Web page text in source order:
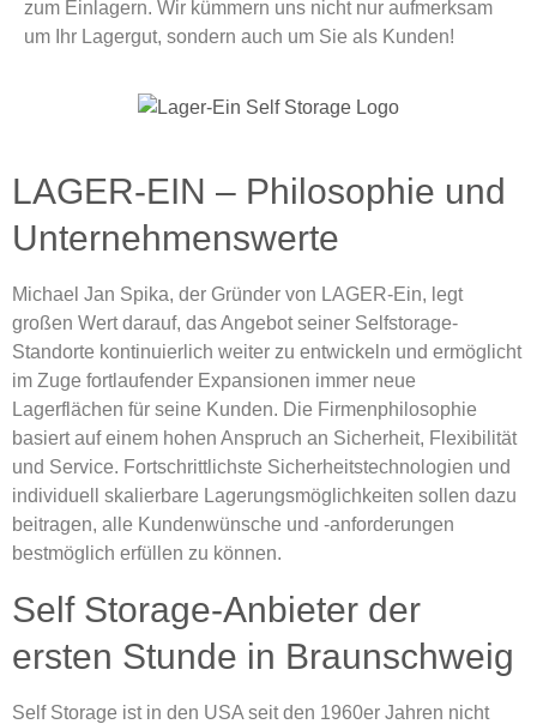
zum Einlagern. Wir kümmern uns nicht nur aufmerksam
um Ihr Lagergut, sondern auch um Sie als Kunden!
LAGER-EIN – Philosophie und
Unternehmenswerte
Michael Jan Spika, der Gründer von LAGER-Ein, legt
großen Wert darauf, das Angebot seiner Selfstorage-
Standorte kontinuierlich weiter zu entwickeln und ermöglicht
im Zuge fortlaufender Expansionen immer neue
Lagerflächen für seine Kunden. Die Firmenphilosophie
basiert auf einem hohen Anspruch an Sicherheit, Flexibilität
und Service. Fortschrittlichste Sicherheitstechnologien und
individuell skalierbare Lagerungsmöglichkeiten sollen dazu
beitragen, alle Kundenwünsche und -anforderungen
bestmöglich erfüllen zu können.
Self Storage-Anbieter der
ersten Stunde in Braunschweig
Self Storage ist in den USA seit den 1960er Jahren nicht